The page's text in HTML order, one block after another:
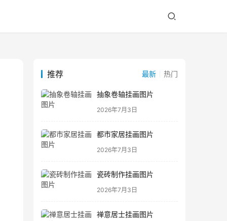
推荐 最新 热门
抽象卷轴挂画图片
2026年7月3日
都市家居挂画图片
2026年7月3日
瓷砖制作挂画图片
2026年7月3日
禅意居士挂画图片